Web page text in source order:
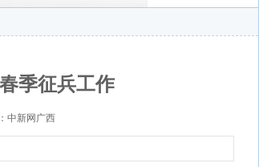
季征兵工作
中新网广西